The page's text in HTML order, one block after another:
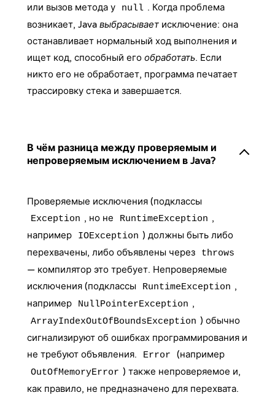
или вызов метода у
null . Когда проблема
возникает, Java выбрасывает исключение: она
останавливает нормальный ход выполнения и
ищет код, способный его обработать. Если
никто его не обработает, программа печатает
трассировку стека и завершается.
В чём разница между проверяемым и
непроверяемым исключением в Java?
Проверяемые исключения (подклассы
Exception , но не RuntimeException ,
например
IOException ) должны быть либо
перехвачены, либо объявлены через
throws
— компилятор это требует. Непроверяемые
исключения (подклассы
RuntimeException ,
например
NullPointerException ,
ArrayIndexOutOfBoundsException ) обычно
сигнализируют об ошибках программирования и
не требуют объявления.
Error (например
OutOfMemoryError ) также непроверяемое и,
как правило, не предназначено для перехвата.